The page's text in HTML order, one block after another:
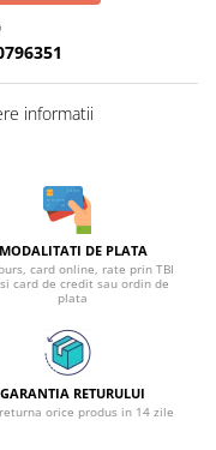
informatii
MODALITATI DE PLATA
card online, rate prin TBI
si card de credit sau ordin de
plata
GARANTIA RETURULUI
orice produs in 14 zile